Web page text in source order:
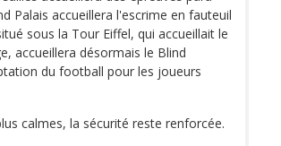
Palais accueillera l'escrime en fauteuil
sous la Tour Eiffel, qui accueillait le
accueillera désormais le Blind
du football pour les joueurs
calmes, la sécurité reste renforcée.